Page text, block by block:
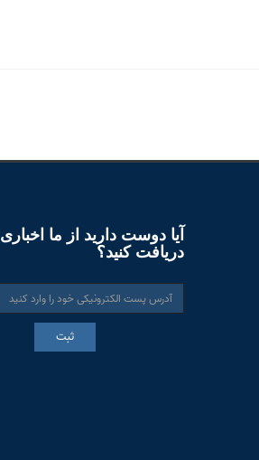
آیا دوست دارید از ما اخباری
دریافت کنید؟
ثبت